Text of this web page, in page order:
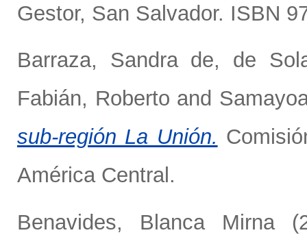
Gestor, San Salvador. ISBN
Barraza, Sandra de, de
Fabián, Roberto and
sub-región La Unión.
América Central.
Benavides, Blanca Mirna